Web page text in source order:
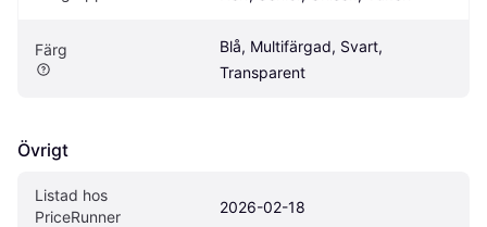
Färg
Blå, Multifärgad, Svart,
Transparent
Övrigt
Listad hos
PriceRunner
2026-02-18